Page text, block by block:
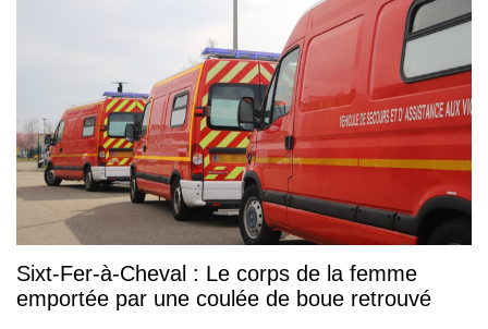
Sixt-Fer-à-Cheval : Le corps de la femme
emportée par une coulée de boue retrouvé